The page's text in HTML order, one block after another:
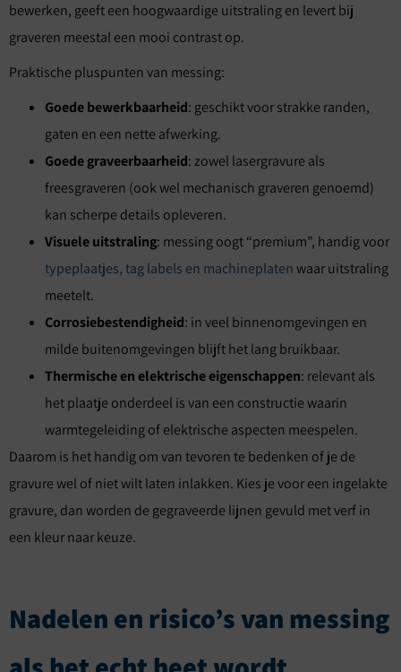
bewerken, geeft een hoogwaardige uitstraling en levert bij
graveren meestal een mooi contrast op.
Praktische pluspunten van messing:
Goede bewerkbaarheid: geschikt voor strakke randen,
gaten en een nette afwerking.
Goede graveerbaarheid: zowel lasergravure als
freesgraveren (ook wel mechanisch graveren genoemd)
kan scherpe details opleveren.
Visuele uitstraling: messing oogt “premium”, handig voor
typeplaatjes, tag labels en machineplatenwaar uitstraling
meetelt.
Corrosiebestendigheid: in veel binnenomgevingen en
milde buitenomgevingen blijft het lang bruikbaar.
Thermische en elektrische eigenschappen: relevant als
het plaatje onderdeel is van een constructie waarin
warmtegeleiding of elektrische aspecten meespelen.
Daarom is het handig om van tevoren te bedenken of je de
gravure wel of niet wilt laten inlakken. Kies je voor een ingelakte
gravure, dan worden de gegraveerde lijnen gevuld met verf in
een kleur naar keuze.
Nadelen en risico’s van messing